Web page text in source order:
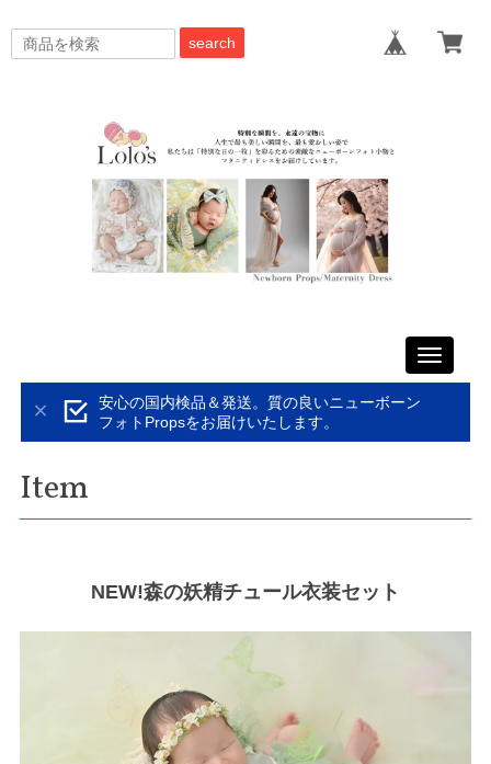
search
Toggle
安心の国内検品＆発送。質の良いニューボーン
フォトPropsをお届けいたします。
Item
NEW!森の妖精チュール衣装セット